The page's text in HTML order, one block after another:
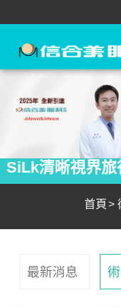
SiLk清晰視界旅
首頁
最新消息